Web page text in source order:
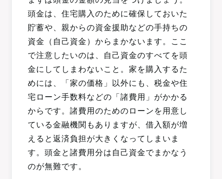
頭金は、住宅購入のために確保しておいた
貯蓄や、親からの資金援助などの手持ちの
資金（自己資金）からまかないます。ここ
で注意したいのは、自己資金のすべてを頭
金にしてしまわないこと。家を購入するた
めには、「家の価格」以外にも、税金や住
宅ローン手数料などの「諸費用」がかかる
からです。諸費用のためのローンを用意し
ている金融機関もありますが、借入額が増
えると返済負担が大きくなってしまいま
す。頭金と諸費用分は自己資金でまかなう
のが無難です。